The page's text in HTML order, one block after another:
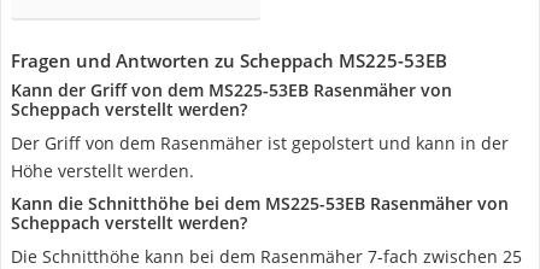
Fragen und Antworten zu Scheppach MS225-53EB
Kann der Griff von dem MS225-53EB Rasenmäher von
Scheppach verstellt werden?
Der Griff von dem Rasenmäher ist gepolstert und kann in der
Höhe verstellt werden.
Kann die Schnitthöhe bei dem MS225-53EB Rasenmäher von
Scheppach verstellt werden?
Die Schnitthöhe kann bei dem Rasenmäher 7-fach zwischen 25